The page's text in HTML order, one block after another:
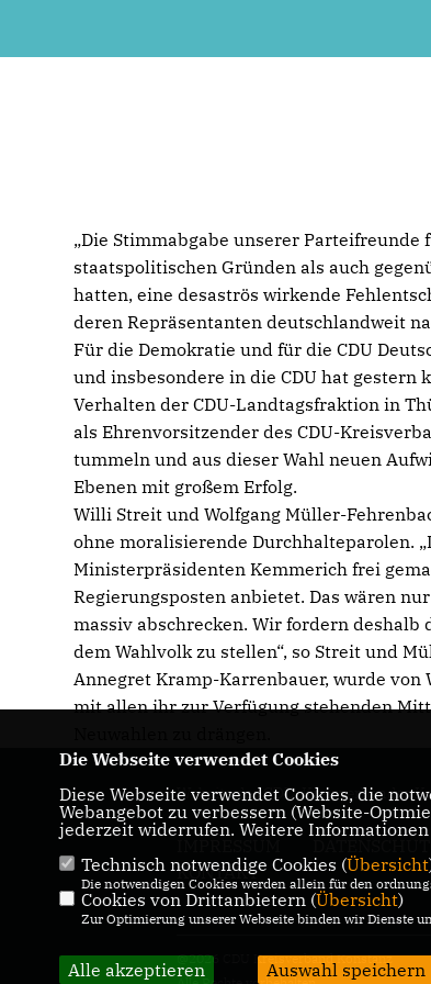
Die Stimmabgabe unserer Parteifreunde
staatspolitischen Gründen als auch
hatten, eine desaströs wirkende
deren Repräsentanten deutschlandweit
Für die Demokratie und für die CDU
und insbesondere in die CDU hat
Verhalten der CDU-Landtagsfraktion in
als Ehrenvorsitzender des CDU-
tummeln und aus dieser Wahl neuen
Ebenen mit großem Erfolg.
Willi Streit und Wolfgang Müller-
ohne moralisierende Durchhalteparolen.
Ministerpräsidenten Kemmerich frei
Regierungsposten anbietet. Das wären
massiv abschrecken. Wir fordern
dem Wahlvolk zu stellen“, so Streit und
Annegret Kramp-Karrenbauer, wurde
mit allen ihr zur Verfügung stehenden
Website des CDU-Kreisverbandes
KONTAKT
@2026 CDU Kreisverband Konstanz
Die Webseite verwendet Cookies
Diese Webseite verwendet Cookies, die
Webangebot zu verbessern (Website-
jederzeit widerrufen. Weitere
Technisch notwendige Cookies (Übersicht
Die notwendigen Cookies werden allein für den
Cookies von Drittanbietern (Übersicht)
Zur Optimierung unserer Webseite binden wir Dienste
Alle akzeptieren Auswahl speichern